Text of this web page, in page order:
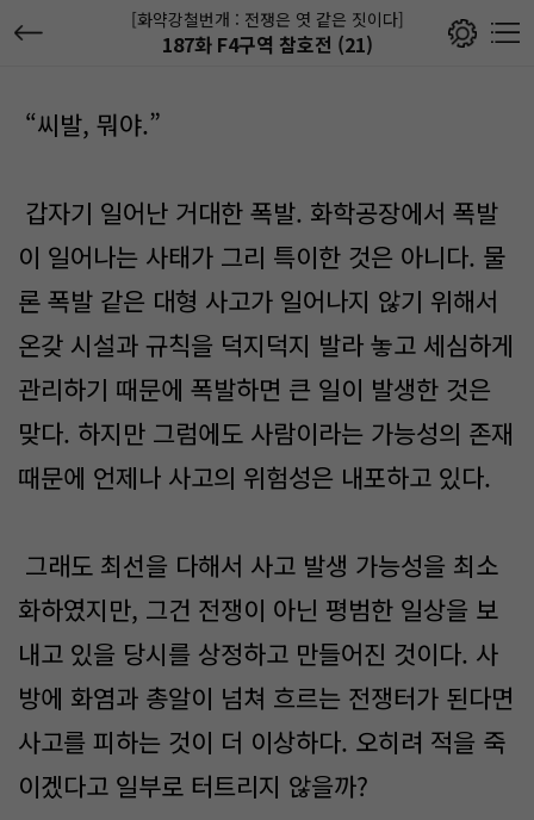
[화약강철번개 : 전쟁은 엿 같은 짓이다]
187화 F4구역 참호전 (21)
“씨발, 뭐야.”
갑자기 일어난 거대한 폭발. 화학공장에서 폭발
이 일어나는 사태가 그리 특이한 것은 아니다. 물
론 폭발 같은 대형 사고가 일어나지 않기 위해서
온갖 시설과 규칙을 덕지덕지 발라 놓고 세심하게
관리하기 때문에 폭발하면 큰 일이 발생한 것은
맞다. 하지만 그럼에도 사람이라는 가능성의 존재
때문에 언제나 사고의 위험성은 내포하고 있다.
그래도 최선을 다해서 사고 발생 가능성을 최소
화하였지만, 그건 전쟁이 아닌 평범한 일상을 보
내고 있을 당시를 상정하고 만들어진 것이다. 사
방에 화염과 총알이 넘쳐 흐르는 전쟁터가 된다면
사고를 피하는 것이 더 이상하다. 오히려 적을 죽
이겠다고 일부로 터트리지 않을까?